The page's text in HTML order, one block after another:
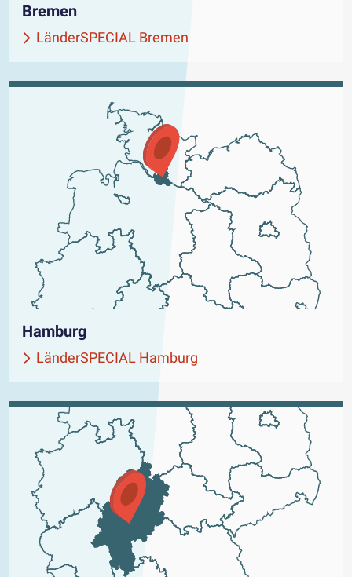
Bremen
LänderSPECIAL Bremen
Hamburg
LänderSPECIAL Hamburg